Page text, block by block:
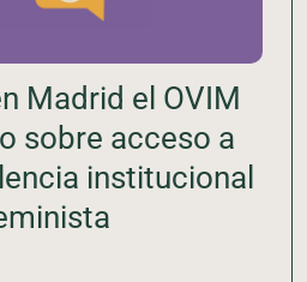
Madrid el OVIM
sobre acceso a
institucional